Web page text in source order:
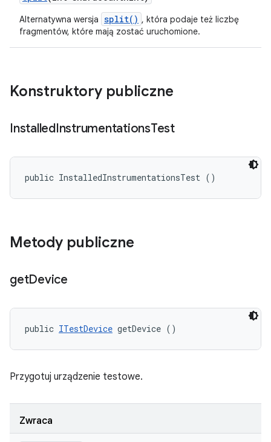
Alternatywna wersja split() , która podaje też liczbę
fragmentów, które mają zostać uruchomione.
Konstruktory publiczne
InstalledInstrumentationsTest
public InstalledInstrumentationsTest ()
Metody publiczne
getDevice
public ITestDevice getDevice ()
Przygotuj urządzenie testowe.
Zwraca